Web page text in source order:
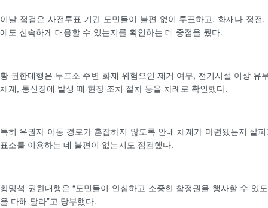
이날 점검은 사전투표 기간 도민들이 불편 없이 투표하고, 화재나 정전
에도 신속하게 대응할 수 있는지를 확인하는 데 중점을 뒀다.
황 권한대행은 투표소 주변 화재 위험요인 제거 여부, 전기시설 이상 유
체계, 통신장애 발생 때 현장 조치 절차 등을 차례로 확인했다.
특히 유권자 이동 경로가 혼잡하지 않도록 안내 체계가 마련됐는지 살
표소를 이용하는 데 불편이 없는지도 점검했다.
황명석 권한대행은 “도민들이 안심하고 소중한 참정권을 행사할 수 있
을 다해 달라”고 당부했다.